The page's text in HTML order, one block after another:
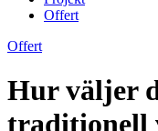
Offert
Offert
Hur väljer
traditionell